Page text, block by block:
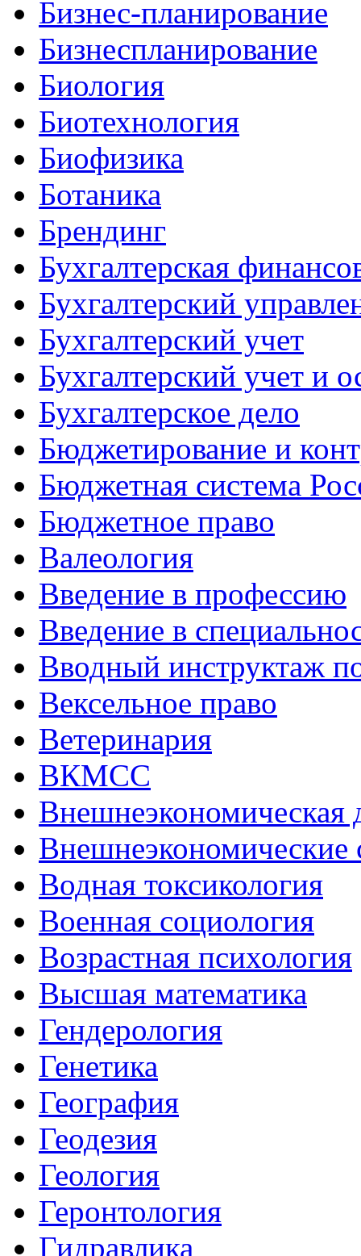
Бизнес-планирование
Бизнеспланирование
Биология
Биотехнология
Биофизика
Ботаника
Брендинг
Бухгалтерская
Бухгалтерский
Бухгалтерский учет
Бухгалтерский учет и
Бухгалтерское дело
Бюджетирование и
Бюджетная система
Бюджетное право
Валеология
Введение в профессию
Введение в
Вводный инструктаж
Вексельное право
Ветеринария
ВКМСС
Внешнеэкономическая
Водная токсикология
Военная социология
Возрастная психология
Высшая математика
Гендерология
Генетика
География
Геодезия
Геология
Геронтология
Гидравлика